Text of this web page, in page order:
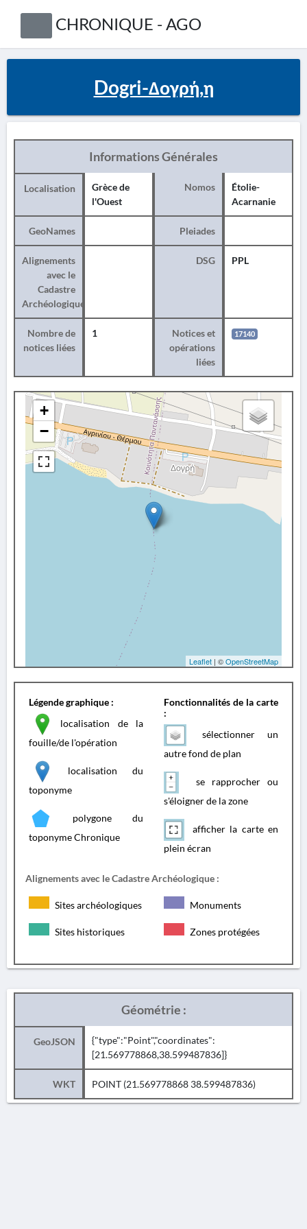
CHRONIQUE - AGO
Dogri-Δογρή,η
Informations Générales
Localisation
Grèce de
l'Ouest
Nomos
Étolie-
Acarnanie
GeoNames Pleiades
Alignements
avec le
Cadastre
Archéologique
DSG PPL
Nombre de
notices liées
1
Notices et
opérations
liées
17140
+
−
Leaflet | ©OpenStreetMap
Légende graphique :
localisation de la
fouille/de l'opération
localisation du
toponyme
polygone du
toponyme Chronique
Fonctionnalités de la carte
:
sélectionner un
autre fond de plan
se rapprocher ou
s'éloigner de la zone
afficher la carte en
plein écran
Alignements avec le Cadastre Archéologique :
Sites archéologiques Monuments
Sites historiques Zones protégées
Géométrie :
GeoJSON
{"type":"Point","coordinates":
[21.569778868,38.599487836]}
WKT POINT (21.569778868 38.599487836)